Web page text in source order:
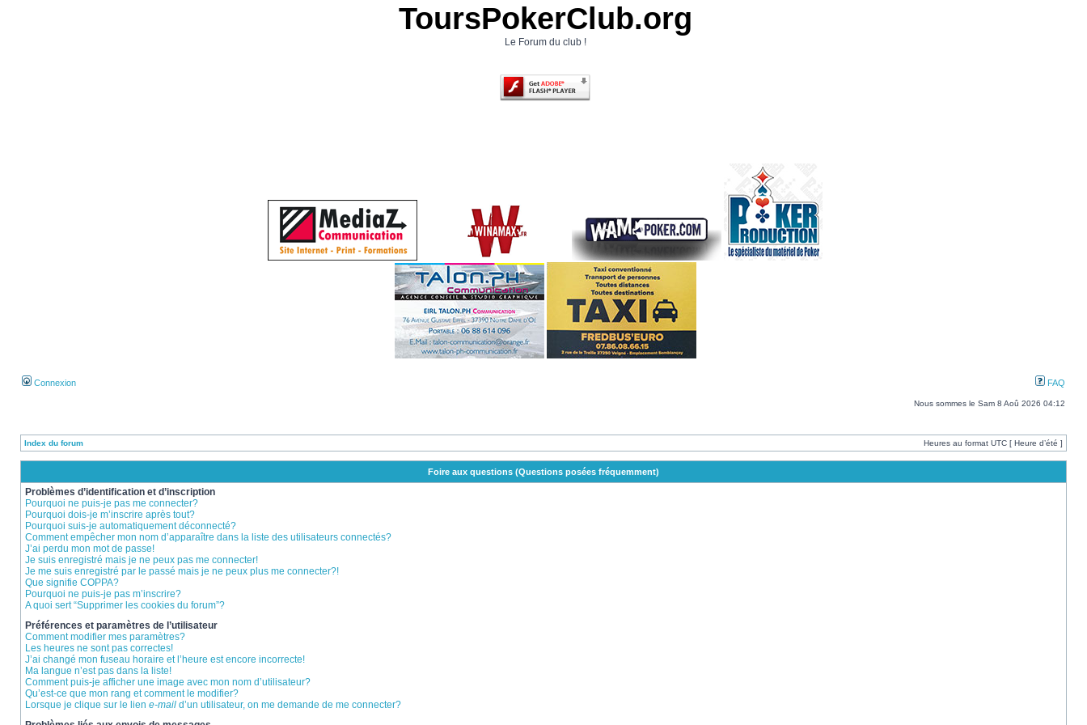
ToursPokerClub.org
Le Forum du club !
Connexion FAQ
Nous sommes le Sam 8 Aoû 2026 04:12
Index du forum Heures au format UTC [ Heure d’été ]
Foire aux questions (Questions posées fréquemment)
Problèmes d’identification et d’inscription
Pourquoi ne puis-je pas me connecter?
Pourquoi dois-je m’inscrire après tout?
Pourquoi suis-je automatiquement déconnecté?
Comment empêcher mon nom d’apparaître dans la liste des utilisateurs connectés?
J’ai perdu mon mot de passe!
Je suis enregistré mais je ne peux pas me connecter!
Je me suis enregistré par le passé mais je ne peux plus me connecter?!
Que signifie COPPA?
Pourquoi ne puis-je pas m’inscrire?
A quoi sert “Supprimer les cookies du forum”?
Préférences et paramètres de l’utilisateur
Comment modifier mes paramètres?
Les heures ne sont pas correctes!
J’ai changé mon fuseau horaire et l’heure est encore incorrecte!
Ma langue n’est pas dans la liste!
Comment puis-je afficher une image avec mon nom d’utilisateur?
Qu’est-ce que mon rang et comment le modifier?
Lorsque je clique sur le lien e-mail d’un utilisateur, on me demande de me connecter?